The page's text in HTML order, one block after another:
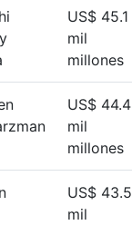
US$ 45.1
mil
millones
US$ 44.4
mil
millones
US$ 43.5
mil